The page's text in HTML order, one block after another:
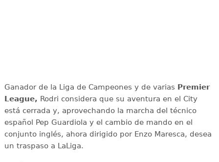
Ganador de la Liga de Campeones y de varias Premier
League, Rodri considera que su aventura en el City
está cerrada y, aprovechando la marcha del técnico
español Pep Guardiola y el cambio de mando en el
conjunto inglés, ahora dirigido por Enzo Maresca, desea
un traspaso a LaLiga.